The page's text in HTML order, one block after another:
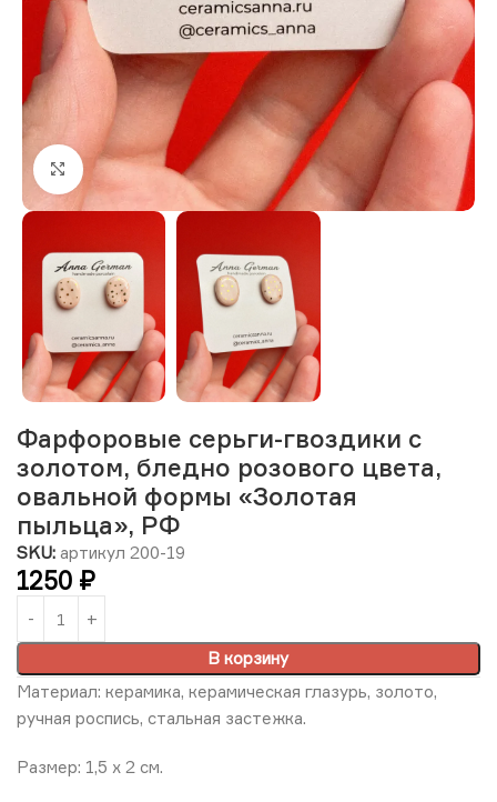
Нажмите, чтобы увеличить изображение
Фарфоровые серьги-гвоздики с
золотом, бледно розового цвета,
овальной формы «Золотая
пыльца», РФ
SKU: артикул 200-19
1250 ₽
В корзину
Материал: керамика, керамическая глазурь, золото,
ручная роспись, стальная застежка.
Размер: 1,5 х 2 см.